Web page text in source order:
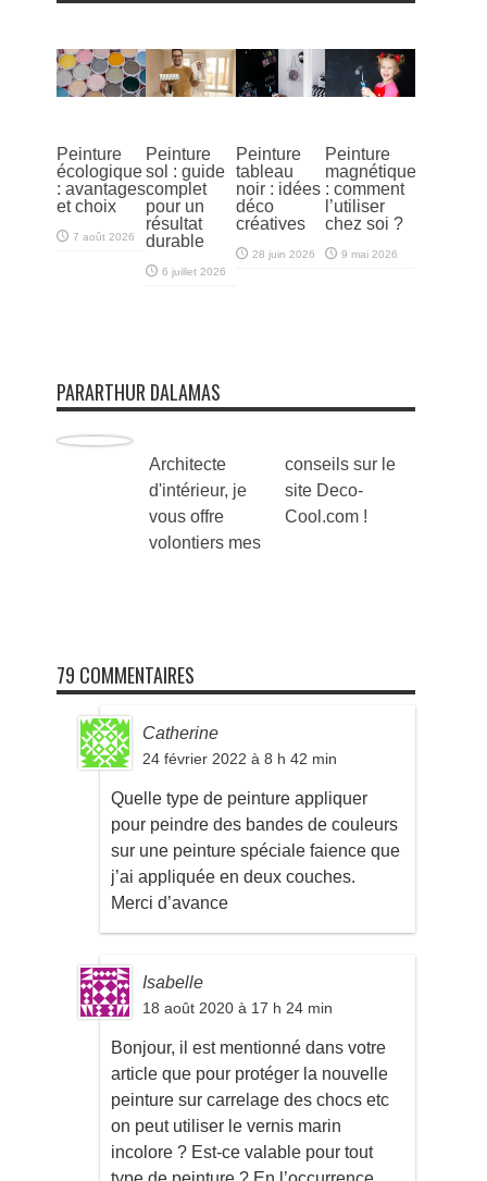
Peinture
écologique
: avantages
et choix
7 août 2026
Peinture
sol : guide
complet
pour un
résultat
durable
6 juillet 2026
Peinture
tableau
noir : idées
déco
créatives
28 juin 2026
Peinture
magnétique
: comment
l’utiliser
chez soi ?
9 mai 2026
PARARTHUR DALAMAS
Architecte
d'intérieur, je
vous offre
volontiers mes
conseils sur le
site Deco-
Cool.com !
79 COMMENTAIRES
Catherine
24 février 2022 à 8 h 42 min
Quelle type de peinture appliquer
pour peindre des bandes de couleurs
sur une peinture spéciale faience que
j’ai appliquée en deux couches.
Merci d’avance
Isabelle
18 août 2020 à 17 h 24 min
Bonjour, il est mentionné dans votre
article que pour protéger la nouvelle
peinture sur carrelage des chocs etc
on peut utiliser le vernis marin
incolore ? Est-ce valable pour tout